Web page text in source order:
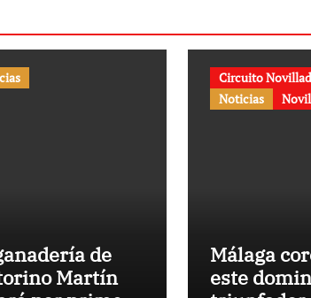
de
Martín
Circuito
Noticias
Málaga
este